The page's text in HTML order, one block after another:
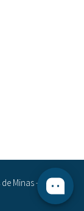
Minas - UNIPAM.